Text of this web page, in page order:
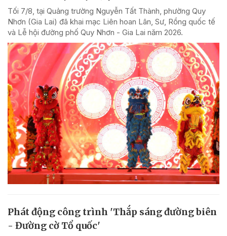
Tối 7/8, tại Quảng trường Nguyễn Tất Thành, phường Quy
Nhơn (Gia Lai) đã khai mạc Liên hoan Lân, Sư, Rồng quốc tế
và Lễ hội đường phố Quy Nhơn - Gia Lai năm 2026.
Phát động công trình 'Thắp sáng đường biên
- Đường cờ Tổ quốc'